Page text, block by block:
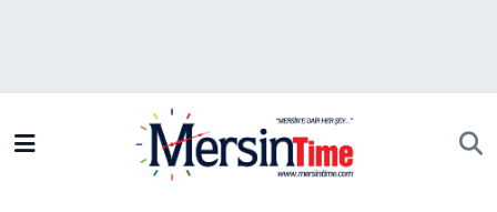
Bilim-Teknoloji
Trafik Durumu